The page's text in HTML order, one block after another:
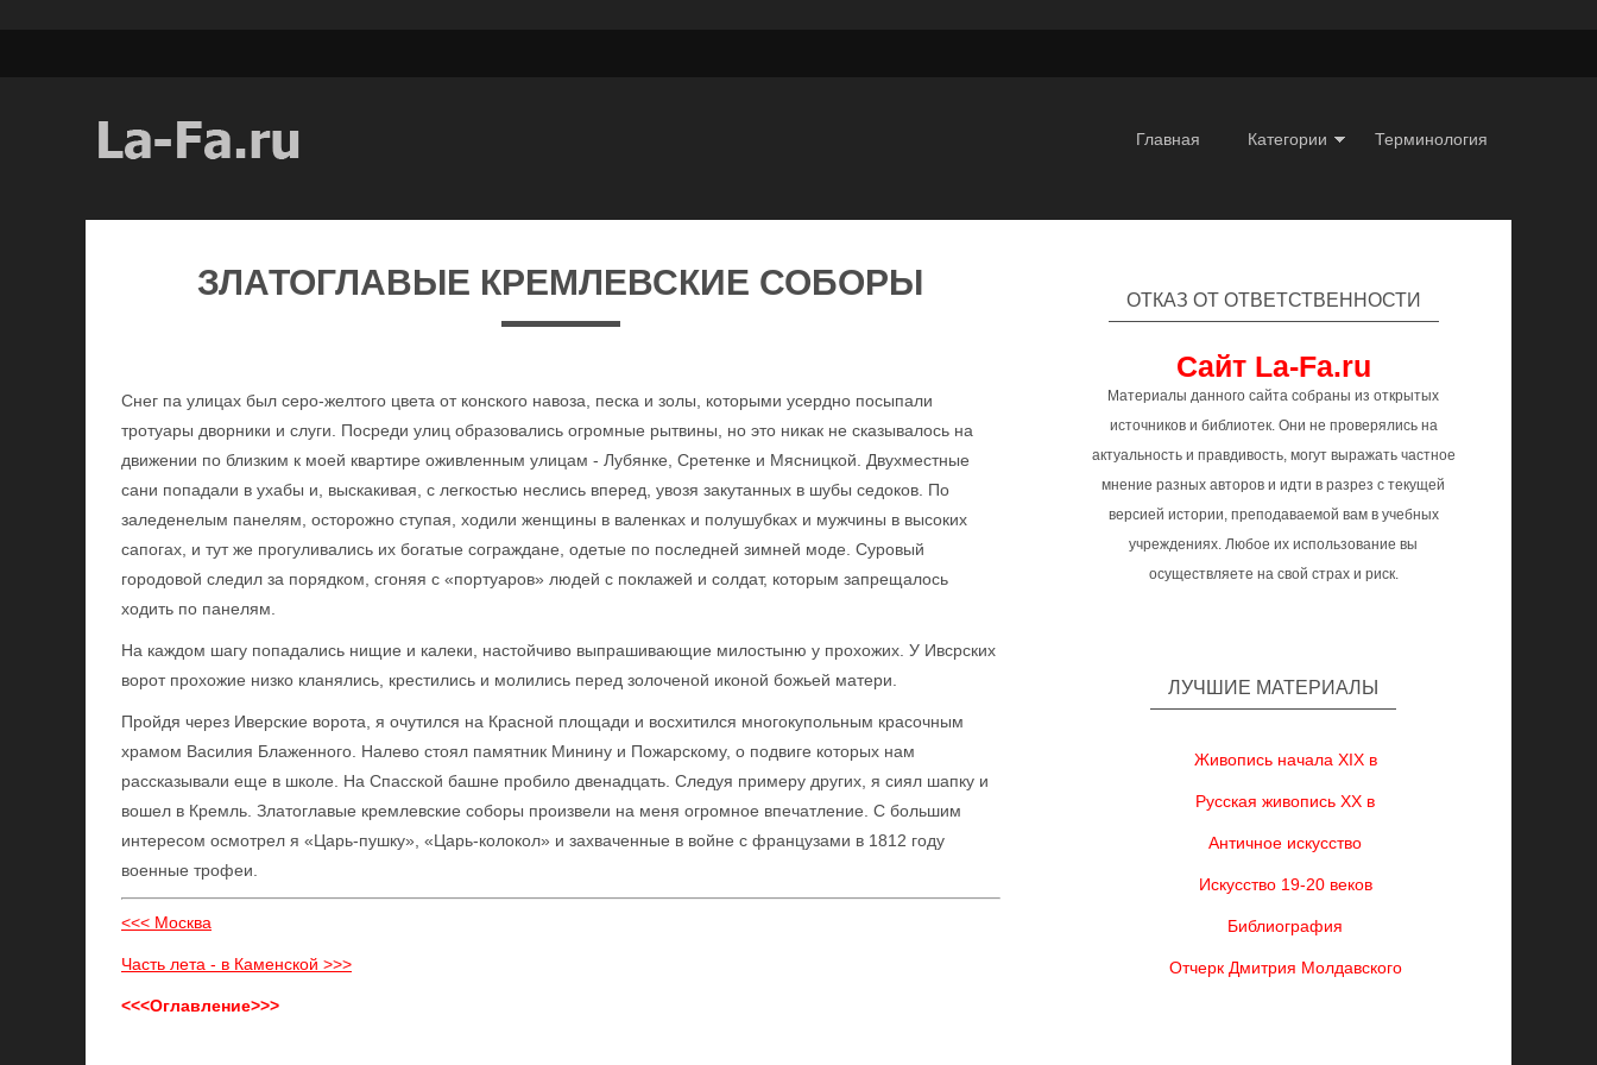
Главная Категории Терминология
ЗЛАТОГЛАВЫЕ КРЕМЛЕВСКИЕ СОБОРЫ
Снег па улицах был серо-желтого цвета от конского навоза, песка и золы, которыми усердно посыпали
тротуары дворники и слуги. Посреди улиц образовались огромные рытвины, но это никак не сказывалось на
движении по близким к моей квартире оживленным улицам - Лубянке, Сретенке и Мясницкой. Двухместные
сани попадали в ухабы и, выскакивая, с легкостью неслись вперед, увозя закутанных в шубы седоков. По
заледенелым панелям, осторожно ступая, ходили женщины в валенках и полушубках и мужчины в высоких
сапогах, и тут же прогуливались их богатые сограждане, одетые по последней зимней моде. Суровый
городовой следил за порядком, сгоняя с «портуаров» людей с поклажей и солдат, которым запрещалось
ходить по панелям.
На каждом шагу попадались нищие и калеки, настойчиво выпрашивающие милостыню у прохожих. У Ивсрских
ворот прохожие низко кланялись, крестились и молились перед золоченой иконой божьей матери.
Пройдя через Иверские ворота, я очутился на Красной площади и восхитился многокупольным красочным
храмом Василия Блаженного. Налево стоял памятник Минину и Пожарскому, о подвиге которых нам
рассказывали еще в школе. На Спасской башне пробило двенадцать. Следуя примеру других, я сиял шапку и
вошел в Кремль. Златоглавые кремлевские соборы произвели на меня огромное впечатление. С большим
интересом осмотрел я «Царь-пушку», «Царь-колокол» и захваченные в войне с французами в 1812 году
военные трофеи.
<<< Москва
Часть лета - в Каменской >>>
<<<Оглавление>>>
ОТКАЗ ОТ ОТВЕТСТВЕННОСТИ
Сайт La-Fa.ru
Материалы данного сайта собраны из открытых
источников и библиотек. Они не проверялись на
актуальность и правдивость, могут выражать частное
мнение разных авторов и идти в разрез с текущей
версией истории, преподаваемой вам в учебных
учреждениях. Любое их использование вы
осуществляете на свой страх и риск.
ЛУЧШИЕ МАТЕРИАЛЫ
Живопись начала XIX в
Русская живопись XX в
Античное искусство
Искусство 19-20 веков
Библиография
Отчерк Дмитрия Молдавского